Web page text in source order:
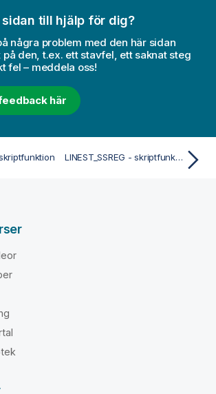
sidan till hjälp för dig?
några problem med den här sidan
på den, t.ex. ett stavfel, ett saknat steg
fel – meddela oss!
här
LINEST_SSREG - skriptfunktion